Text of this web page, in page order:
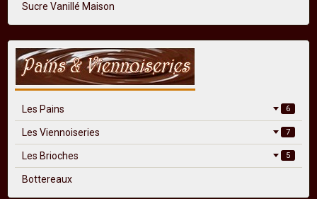
Sucre Vanillé Maison
Les Pains 6
Les Viennoiseries 7
Les Brioches 5
Bottereaux